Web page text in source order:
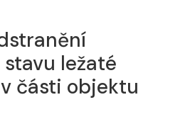
ležaté
části objektu